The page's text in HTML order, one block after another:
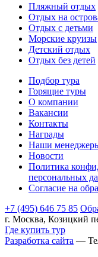
Пляжный отдых
Отдых на
Отдых с детьми
Морские круизы
Детский отдых
Отдых без детей
Подбор тура
Горящие туры
О компании
Вакансии
Контакты
Награды
Наши
Новости
Политика
персональных
Согласие на
+7 (495) 646 75 85
г. Москва, Козицкий
Где купить тур
Разработка сайта —